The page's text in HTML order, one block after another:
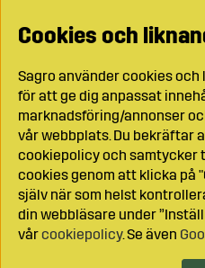
Cookies och
Sagro använder cookies
för att ge dig anpassat
marknadsföring/annonser
vår webbplats. Du bekräftar
cookiepolicy och samtycker
cookies genom att klicka på
själv när som helst
din webbläsare under
vårcookiepolicy. Se även